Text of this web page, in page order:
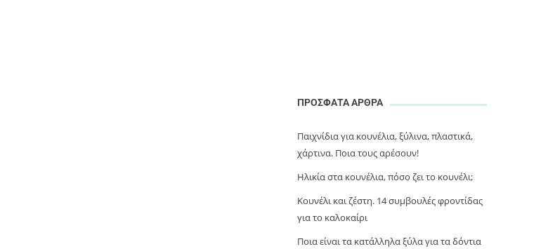
ΠΡΟΣΦΑΤΑ ΑΡΘΡΑ
Παιχνίδια για κουνέλια, ξύλινα, πλαστικά,
χάρτινα. Ποια τους αρέσουν!
Ηλικία στα κουνέλια, πόσο ζει το κουνέλι;
Κουνέλι και ζέστη. 14 συμβουλές φροντίδας
για το καλοκαίρι
Ποια είναι τα κατάλληλα ξύλα για τα δόντια